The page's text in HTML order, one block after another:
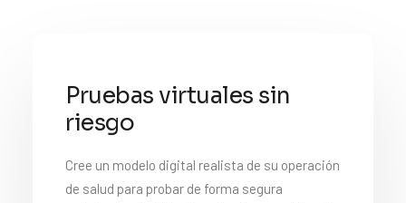
Pruebas virtuales sin
riesgo
Cree un modelo digital realista de su operación
de salud para probar de forma segura